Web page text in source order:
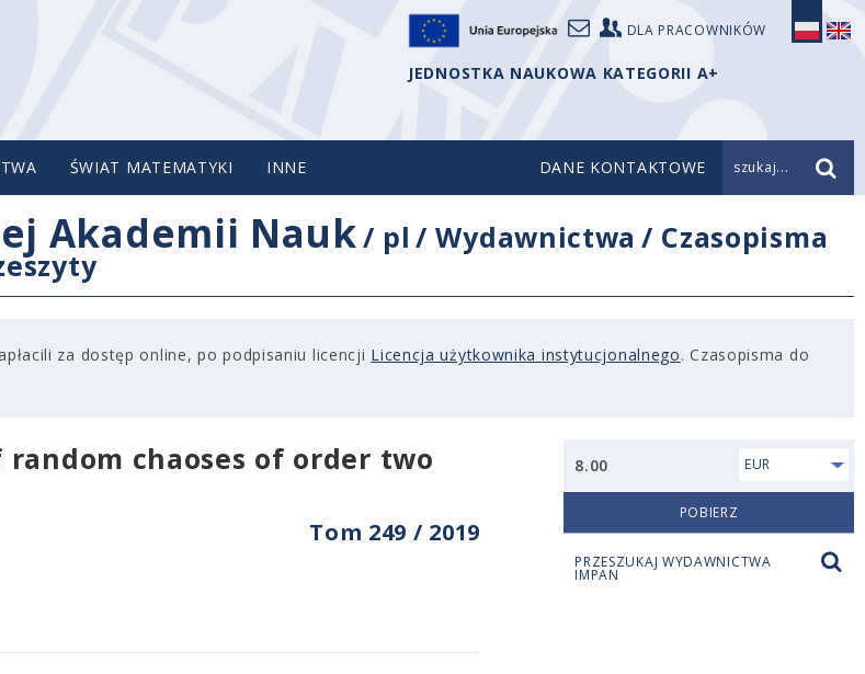
DLA PRACOWNIKÓW
JEDNOSTKA NAUKOWA KATEGORII A+
ŚWIAT MATEMATYKI INNE DANE KONTAKTOWE szukaj...
Akademii Nauk/ pl /Wydawnictwa / Czasopisma
za dostęp online, po podpisaniu licencji Licencja użytkownika instytucjonalnego. Czasopisma do
chaoses of order two
Tom 249 / 2019
8.00 EUR
POBIERZ
PRZESZUKAJ WYDAWNICTWA
IMPAN